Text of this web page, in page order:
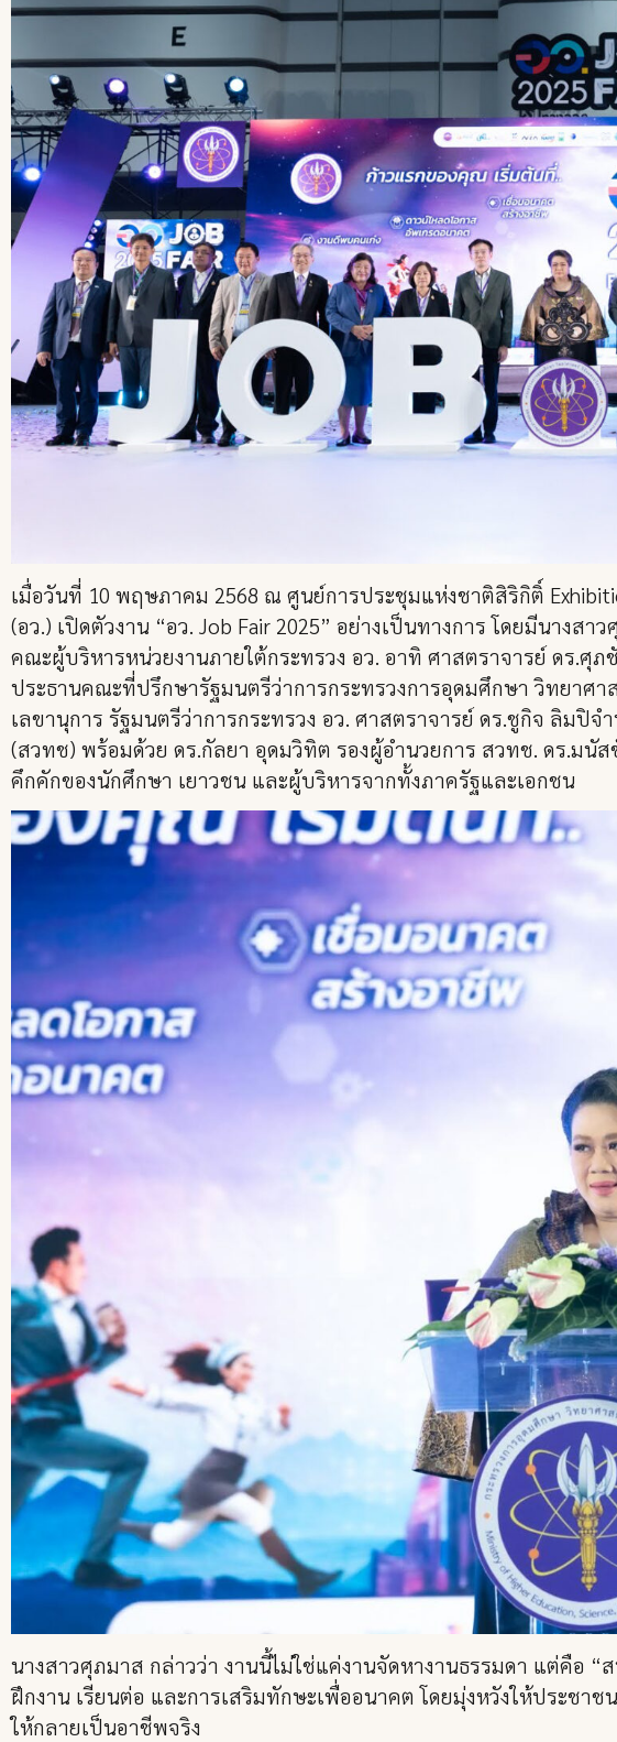
เมื่อวันที่ 10 พฤษภาคม 2568 ณ ศูนย์การประชุมแห่งชาติสิริกิติ์
(อว.) เปิดตัวงาน “อว. Job Fair 2025” อย่างเป็นทางการ โดยมีนางส
คณะผู้บริหารหน่วยงานภายใต้กระทรวง อว. อาทิ ศาสตราจารย์ ดร.ศุ
ประธานคณะที่ปรึกษารัฐมนตรีว่าการกระทรวงการอุดมศึกษา วิทยา
เลขานุการ รัฐมนตรีว่าการกระทรวง อว. ศาสตราจารย์ ดร.ชูกิจ ลิม
(สวทช) พร้อมด้วย ดร.กัลยา อุดมวิทิต รองผู้อำนวยการ สวทช. ดร.มนั
คึกคักของนักศึกษา เยาวชน และผู้บริหารจากทั้งภาครัฐและเอกชน
นางสาวศุภมาส กล่าวว่า งานนี้ไม่ใช่แค่งานจัดหางานธรรมดา แต่คือ
ฝึกงาน เรียนต่อ และการเสริมทักษะเพื่ออนาคต โดยมุ่งหวังให้ประชา
ให้กลายเป็นอาชีพจริง